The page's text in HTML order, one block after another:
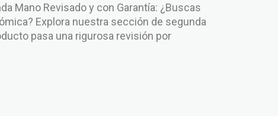
Mano Revisado y con Garantía: ¿Buscas
Explora nuestra sección de segunda
pasa una rigurosa revisión por